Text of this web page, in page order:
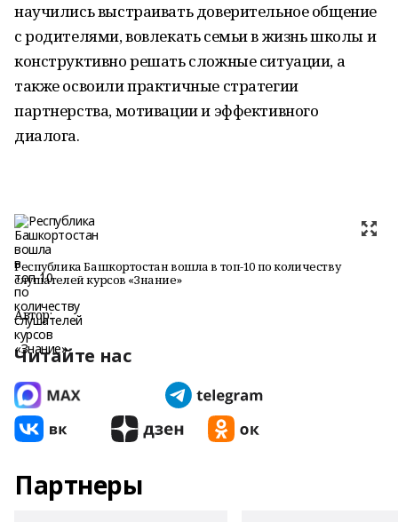
научились выстраивать доверительное общение
с родителями, вовлекать семьи в жизнь школы и
конструктивно решать сложные ситуации, а
также освоили практичные стратегии
партнерства, мотивации и эффективного
диалога.
Республика Башкортостан вошла в топ-10 по количеству
слушателей курсов «Знание»
Автор:
Читайте нас
Партнеры